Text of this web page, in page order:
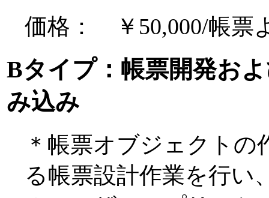
価格： ￥50,000/帳票
Bタイプ：帳票開発お
み込み
＊帳票オブジェクトの
る帳票設計作業を行い